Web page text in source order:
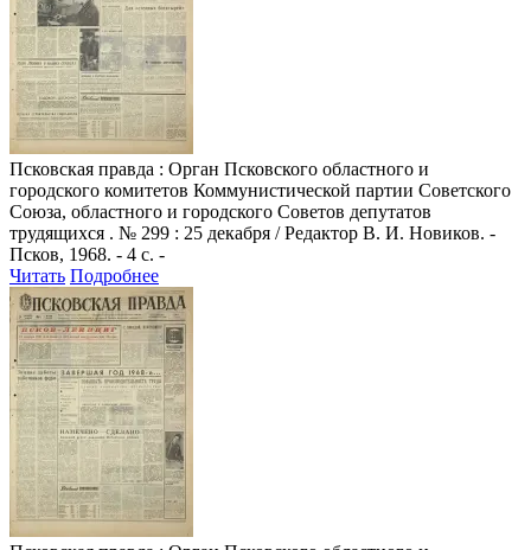
Псковская правда : Орган Псковского областного и
городского комитетов Коммунистической партии Советского
Союза, областного и городского Советов депутатов
трудящихся . № 299 : 25 декабря / Редактор В. И. Новиков. -
Псков, 1968. - 4 с. -
Читать Подробнее